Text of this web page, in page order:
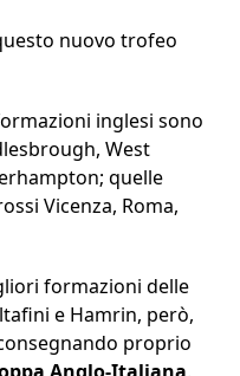
nuovo trofeo
inglesi sono
West
quelle
Vicenza, Roma,
formazioni delle
e Hamrin, però,
proprio